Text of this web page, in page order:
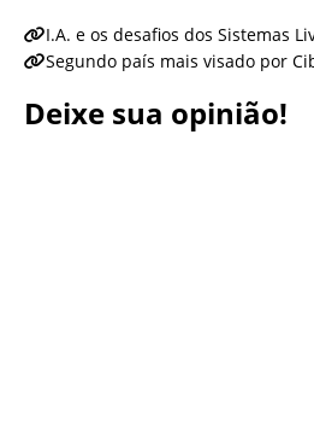
I.A. e os desafios dos Sistemas
Segundo país mais visado por
Deixe sua opinião!